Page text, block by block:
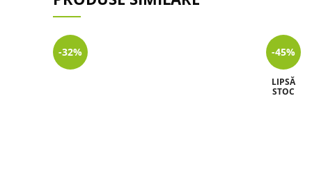
-32% -45%
LIPSĂ
STOC